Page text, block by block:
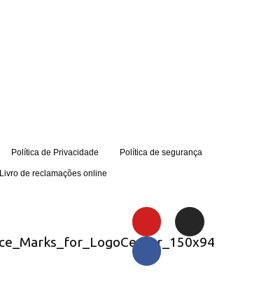
Política de Privacidade Política de segurança
Livro de reclamações online